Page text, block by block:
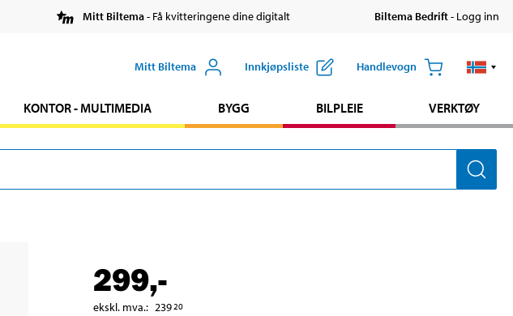
Mitt Biltema- Få kvitteringene dine digitalt Biltema Bedrift- Logg inn
Mitt Biltema Innkjøpsliste Handlevogn
KONTOR - MULTIMEDIA BYGG BILPLEIE VERKTØY
299,-
ekskl. mva.: 239 20